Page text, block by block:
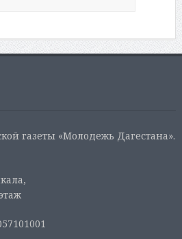
газеты «Молодежь Дагестана».